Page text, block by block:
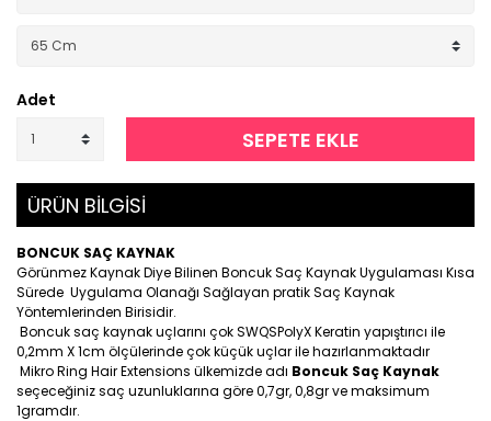
Adet
SEPETE EKLE
ÜRÜN BİLGİSİ
BONCUK SAÇ KAYNAK
Görünmez Kaynak Diye Bilinen Boncuk Saç Kaynak Uygulaması Kısa
Sürede Uygulama Olanağı Sağlayan pratik Saç Kaynak
Yöntemlerinden Birisidir.
Boncuk saç kaynak uçlarını çok SWQSPolyX Keratin yapıştırıcı ile
0,2mm X 1cm ölçülerinde çok küçük uçlar ile hazırlanmaktadır
Mikro Ring Hair Extensions ülkemizde adı Boncuk Saç Kaynak
seçeceğiniz saç uzunluklarına göre 0,7gr, 0,8gr ve maksimum
1gramdır.